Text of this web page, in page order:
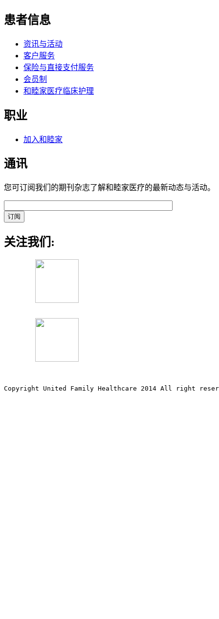
患者信息
资讯与活动
客户服务
保险与直接支付服务
会员制
和睦家医疗临床护理
职业
加入和睦家
通讯
您可订阅我们的期刊杂志了解和睦家医疗的最新动态与活动。
关注我们:
Copyright United Family Healthcare 2014 All right